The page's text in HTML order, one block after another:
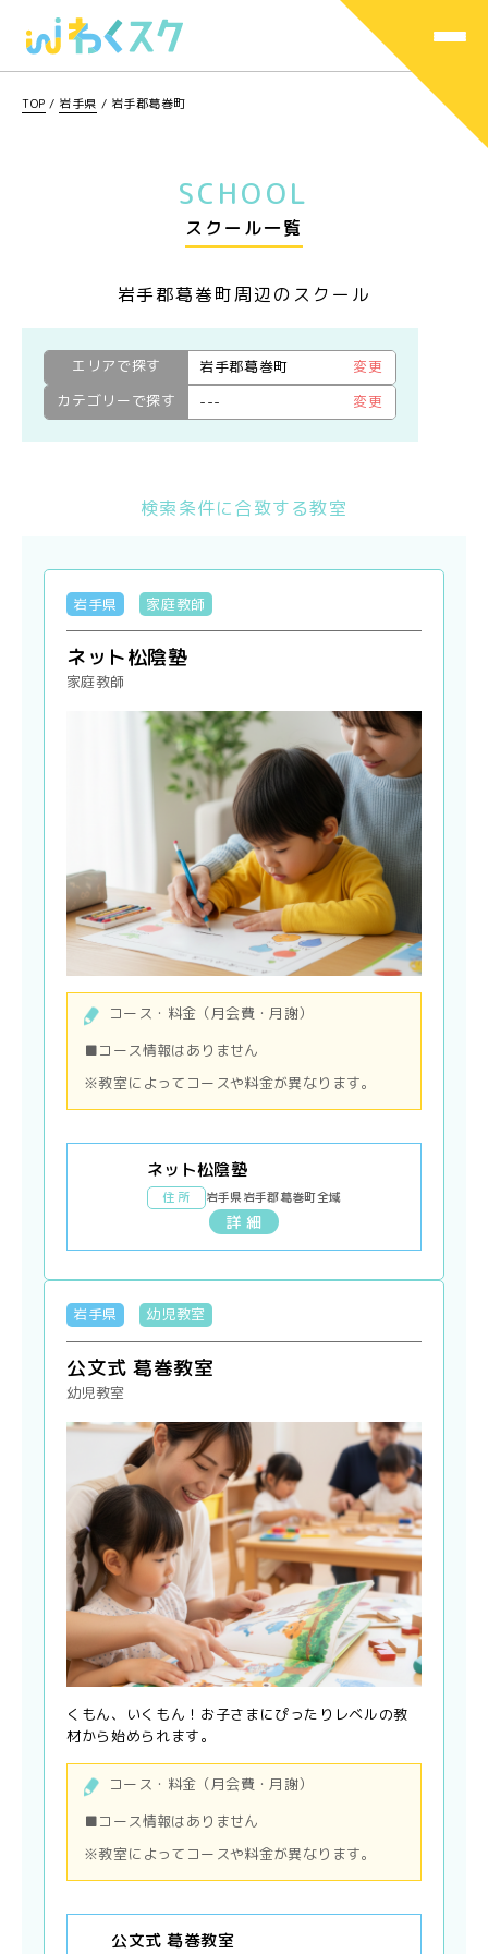
TOP / 岩手県 / 岩手郡葛巻町
SCHOOL
スクール一覧
岩手郡葛巻町周辺のスクール
エリアで探す 岩手郡葛巻町
変更
カテゴリーで探す
--- 変更
検索条件に合致する教室
岩手県 家庭教師
ネット松陰塾
家庭教師
コース・料金（月会費・月謝）
■コース情報はありません
※教室によってコースや料金が異なります。
ネット松陰塾
住 所 岩手県岩手郡葛巻町全域
詳 細
岩手県 幼児教室
公文式 葛巻教室
幼児教室
くもん、いくもん！お子さまにぴったりレベルの教
材から始められます。
コース・料金（月会費・月謝）
■コース情報はありません
※教室によってコースや料金が異なります。
公文式 葛巻教室